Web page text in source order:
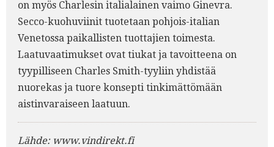
on myös Charlesin italialainen vaimo Ginevra.
Secco-kuohuviinit tuotetaan pohjois-italian
Venetossa paikallisten tuottajien toimesta.
Laatuvaatimukset ovat tiukat ja tavoitteena on
tyypilliseen Charles Smith-tyyliin yhdistää
nuorekas ja tuore konsepti tinkimättömään
aistinvaraiseen laatuun.
Lähde: www.vindirekt.fi